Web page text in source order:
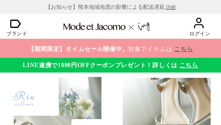
【お知らせ】熊本地域地震の影響による配送遅延 詳細
ブランド ログイン
【期間限定】タイムセール開催中。対象アイテムは こちら
LINE連携で1000円OFFクーポンプレゼント！詳しくは こちら